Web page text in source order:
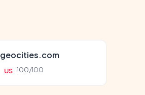
geocities.com
US 100/100